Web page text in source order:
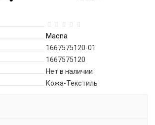
Macna
1667575120-01
1667575120
Нет в наличии
Кожа-Текстиль